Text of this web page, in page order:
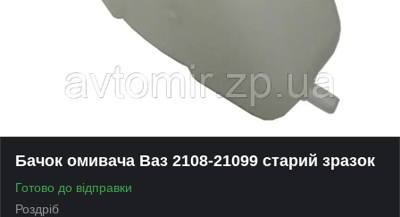
Бачок омивача Ваз 2108-21099 старий зразок
Готово до відправки
Роздріб